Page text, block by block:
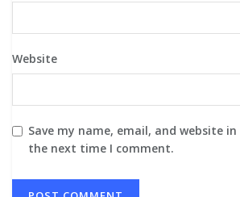
Website
Save my name, email, and website
the next time I comment.